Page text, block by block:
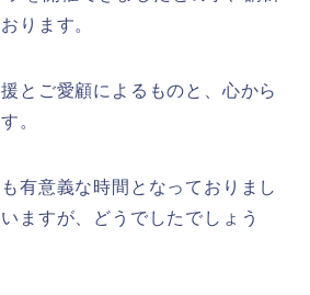
ります。
とご愛顧によるものと、心から
。
有意義な時間となっておりまし
ますが、どうでしたでしょう